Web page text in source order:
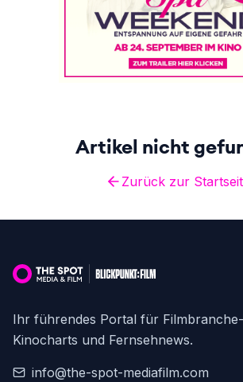
Artikel nicht
Zurück zur
Ihr führendes Portal für
Kinocharts und Fernsehnews.
info@the-spot-mediafilm.com